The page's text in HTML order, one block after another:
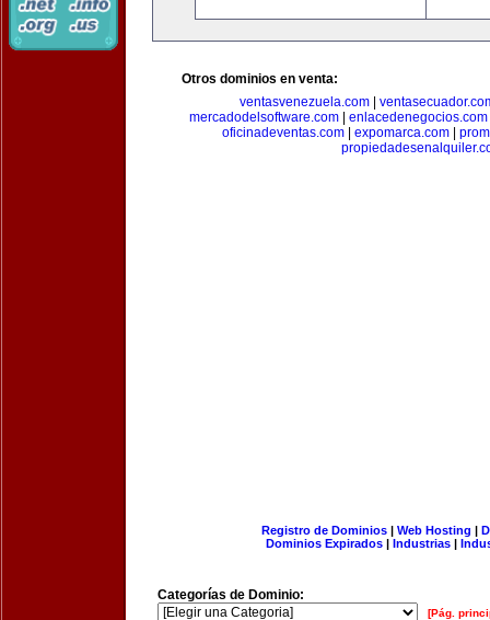
Otros dominios en venta:
ventasvenezuela.com|
mercadodelsoftware.com
enlacedenegocios.com
oficinadeventas.com
expomarca.com
Registro de Dominios| Web Hosting |
Dominios Expirados | Industrias |
Categorías de Dominio:
[Pág.